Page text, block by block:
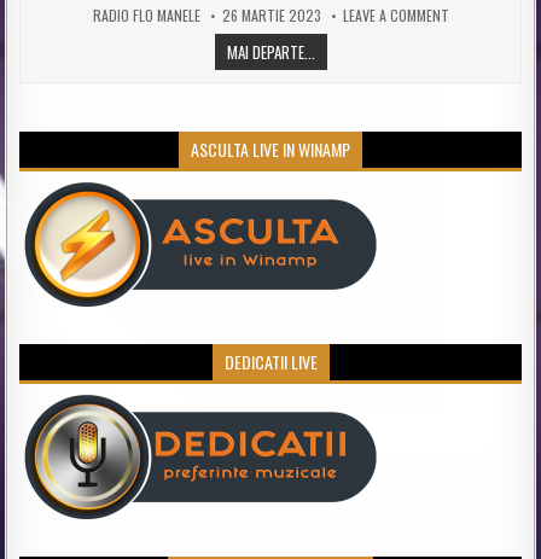
AUTHOR:
RADIO FLO MANELE PUBLISHED DATE:
26 MARTIE 2023 LEAVE A COMMENTON PREMIERA!
MAI DEPARTE...
ASCULTA LIVE IN WINAMP
DEDICATII LIVE